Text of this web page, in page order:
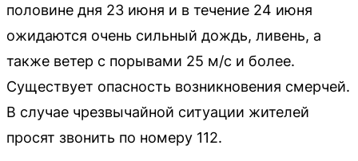
половине дня 23 июня и в течение 24 июня
ожидаются очень сильный дождь, ливень, а
также ветер с порывами 25 м/с и более.
Существует опасность возникновения смерчей.
В случае чрезвычайной ситуации жителей
просят звонить по номеру 112.